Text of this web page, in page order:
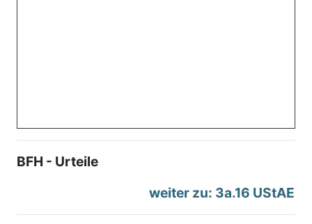
BFH - Urteile
weiter zu: 3a.16 UStAE